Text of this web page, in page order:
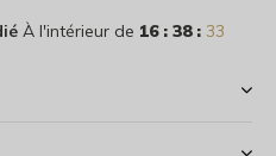
À l'intérieur de 16 : 38 : 33